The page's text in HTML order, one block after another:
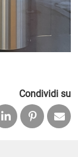
Condividi su